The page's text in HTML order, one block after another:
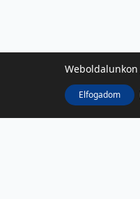
Weboldalunkon
Elfogadom